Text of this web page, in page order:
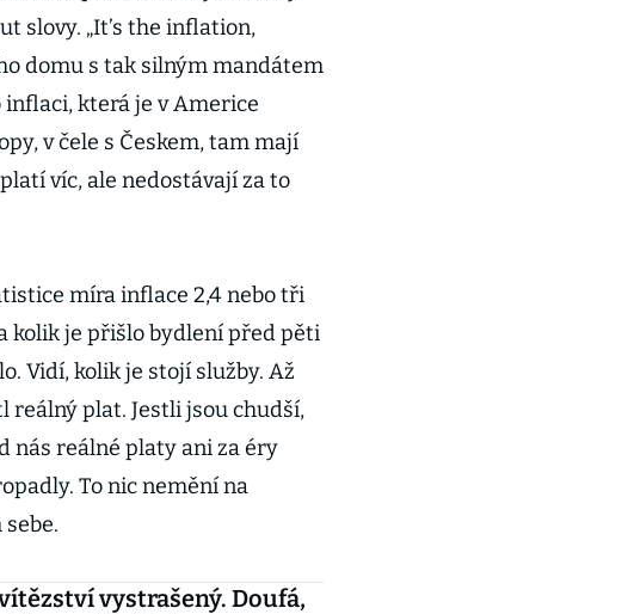
slovy. „It’s the inflation,
domu s tak silným mandátem
která je v Americe
v čele s Českem, tam mají
víc, ale nedostávají za to
míra inflace 2,4 nebo tři
kolik je přišlo bydlení před pěti
Vidí, kolik je stojí služby. Až
plat. Jestli jsou chudší,
nás reálné platy ani za éry
To nic nemění na
vystrašený. Doufá,